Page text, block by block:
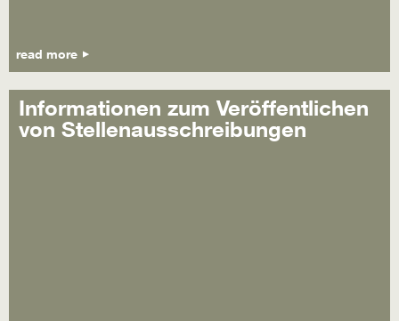
read more
Informationen zum Veröffentlichen
von Stellenausschreibungen